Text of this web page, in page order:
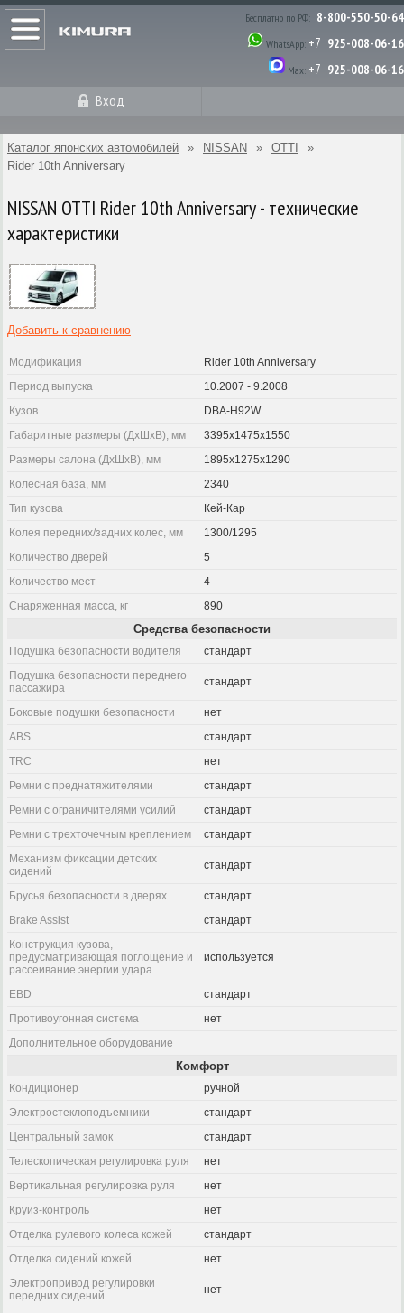
Бесплатно по РФ: 8-800-550-50-64
WhatsApp: +7 925-008-06-16
Max: +7 925-008-06-16
Вход
Каталог японских автомобилей » NISSAN » OTTI
»
Rider 10th Anniversary
NISSAN OTTI Rider 10th Anniversary - технические
характеристики
Добавить к сравнению
Модификация
Rider 10th Anniversary
Период выпуска
10.2007 - 9.2008
Кузов
DBA-H92W
Габаритные размеры (ДхШхВ), мм
3395x1475x1550
Размеры салона (ДхШхВ), мм
1895x1275x1290
Колесная база, мм
2340
Тип кузова
Кей-Кар
Колея передних/задних колес, мм
1300/1295
Количество дверей
5
Количество мест
4
Снаряженная масса, кг
890
Средства безопасности
Подушка безопасности водителя
стандарт
Подушка безопасности переднего
пассажира
стандарт
Боковые подушки безопасности
нет
ABS
стандарт
TRC
нет
Ремни с преднатяжителями
стандарт
Ремни с ограничителями усилий
стандарт
Ремни с трехточечным креплением
стандарт
Механизм фиксации детских
сидений
стандарт
Брусья безопасности в дверях
стандарт
Brake Assist
стандарт
Конструкция кузова,
предусматривающая поглощение и
рассеивание энергии удара
используется
EBD
стандарт
Противоугонная система
нет
Дополнительное оборудование
Комфорт
Кондиционер
ручной
Электростеклоподъемники
стандарт
Центральный замок
стандарт
Телескопическая регулировка руля
нет
Вертикальная регулировка руля
нет
Круиз-контроль
нет
Отделка рулевого колеса кожей
стандарт
Отделка сидений кожей
нет
Электропривод регулировки
передних сидений
нет